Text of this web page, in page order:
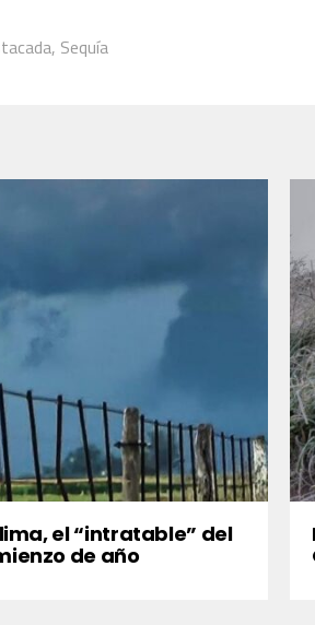
, Sequía
el “intratable” del
de año